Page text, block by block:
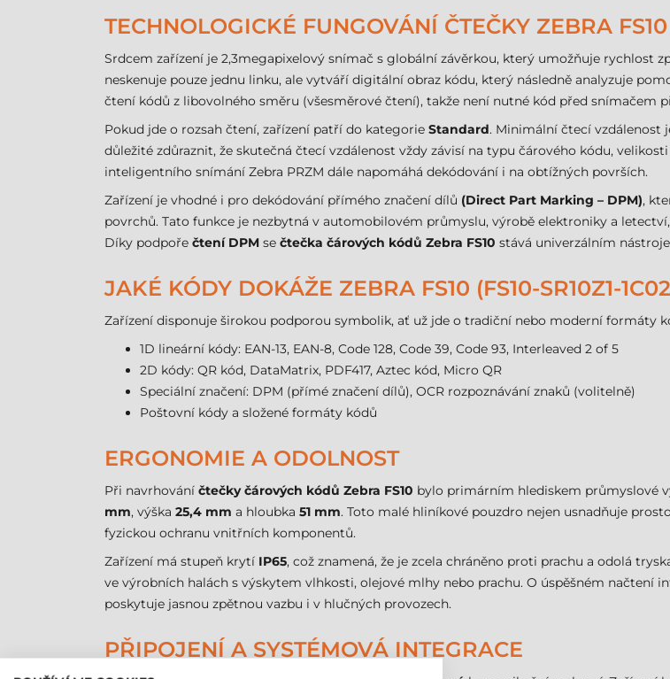
TECHNOLOGICKÉ FUNGOVÁNÍ ČTEČKY ZEBRA FS10
Srdcem zařízení je 2,3megapixelový snímač s globální závěrkou, který umožňuje rychlost
neskenuje pouze jednu linku, ale vytváří digitální obraz kódu, který následně analyzuje
čtení kódů z libovolného směru (všesměrové čtení), takže není nutné kód před snímačem
Pokud jde o rozsah čtení, zařízení patří do kategorie Standard. Minimální čtecí vzdálenost
důležité zdůraznit, že skutečná čtecí vzdálenost vždy závisí na typu čárového kódu,
inteligentního snímání Zebra PRZM dále napomáhá dekódování i na obtížných površích.
Zařízení je vhodné i pro dekódování přímého značení dílů (Direct Part Marking – DPM),
povrchů. Tato funkce je nezbytná v automobilovém průmyslu, výrobě elektroniky a
Díky podpoře čtení DPM se čtečka čárových kódů Zebra FS10 stává univerzálním
JAKÉ KÓDY DOKÁŽE ZEBRA FS10 (FS10-SR10Z1-
Zařízení disponuje širokou podporou symbolik, ať už jde o tradiční nebo moderní formáty
1D lineární kódy: EAN-13, EAN-8, Code 128, Code 39, Code 93, Interleaved 2 of 5
2D kódy: QR kód, DataMatrix, PDF417, Aztec kód, Micro QR
Speciální značení: DPM (přímé značení dílů), OCR rozpoznávání znaků (volitelně)
Poštovní kódy a složené formáty kódů
ERGONOMIE A ODOLNOST
Při navrhování čtečky čárových kódů Zebra FS10 bylo primárním hlediskem průmyslové
mm, výška 25,4 mm a hloubka 51 mm. Toto malé hliníkové pouzdro nejen usnadňuje
fyzickou ochranu vnitřních komponentů.
Zařízení má stupeň krytí IP65, což znamená, že je zcela chráněno proti prachu a odolá
ve výrobních halách s výskytem vlhkosti, olejové mlhy nebo prachu. O úspěšném načtení
poskytuje jasnou zpětnou vazbu i v hlučných provozech.
PŘIPOJENÍ A SYSTÉMOVÁ INTEGRACE